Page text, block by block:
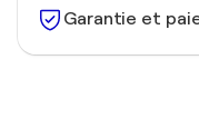
Garantie et